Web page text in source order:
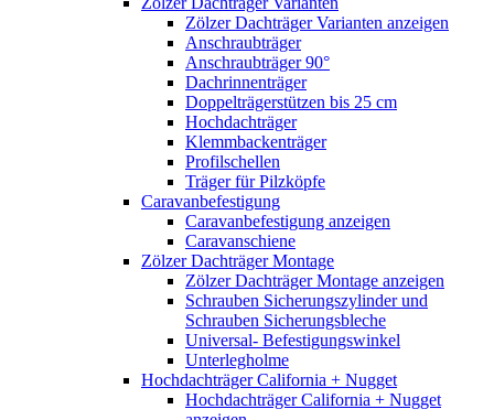
Zölzer Dachträger Varianten anzeigen
Anschraubträger
Anschraubträger 90°
Dachrinnenträger
Doppelträgerstützen bis 25 cm
Hochdachträger
Klemmbackenträger
Profilschellen
Träger für Pilzköpfe
Caravanbefestigung
Caravanbefestigung anzeigen
Caravanschiene
Zölzer Dachträger Montage
Zölzer Dachträger Montage anzeigen
Schrauben Sicherungszylinder und
Schrauben Sicherungsbleche
Universal- Befestigungswinkel
Unterlegholme
Hochdachträger California + Nugget
Hochdachträger California + Nugget